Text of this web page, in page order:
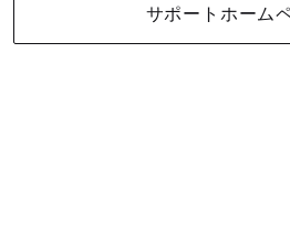
サポートホーム